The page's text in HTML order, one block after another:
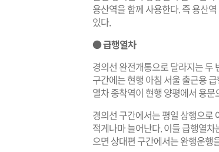
용산역을 함께 사용한다. 즉 용산
있다.
● 급행열차
경의선 완전개통으로 달라지는 두
구간에는 현행 아침 서울 출근용
열차 종착역이 현행 양평에서 용
경의선 구간에서는 평일 상행으로
적게나마 늘어난다. 이들 급행열
으면 상대편 구간에서는 완행운행